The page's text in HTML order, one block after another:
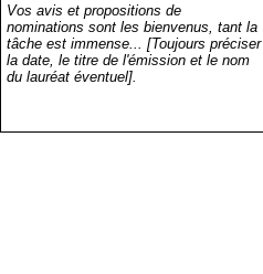
Vos avis et propositions de
nominations sont les bienvenus, tant la
tâche est immense... [Toujours préciser
la date, le titre de l'émission et le nom
du lauréat éventuel].